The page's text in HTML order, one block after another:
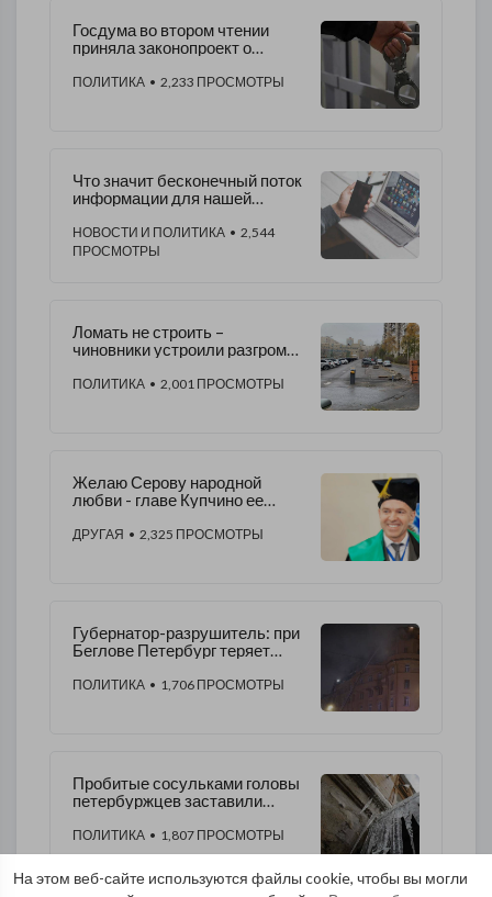
На этом веб-сайте используются файлы cookie, чтобы вы могли
Госдума во втором чтении
приняла законопроект о
педофилов
ПОЛИТИКА • 2,233 ПРОСМОТРЫ
Что значит бесконечный поток
информации для нашей
НОВОСТИ И ПОЛИТИКА • 2,544
ПРОСМОТРЫ
Ломать не строить –
чиновники устроили разгром
ПОЛИТИКА • 2,001 ПРОСМОТРЫ
Желаю Серову народной
любви - главе Купчино ее
ДРУГАЯ • 2,325 ПРОСМОТРЫ
Губернатор-разрушитель: при
Беглове Петербург теряет
ПОЛИТИКА • 1,706 ПРОСМОТРЫ
Пробитые сосульками головы
петербуржцев заставили
ПОЛИТИКА • 1,807 ПРОСМОТРЫ